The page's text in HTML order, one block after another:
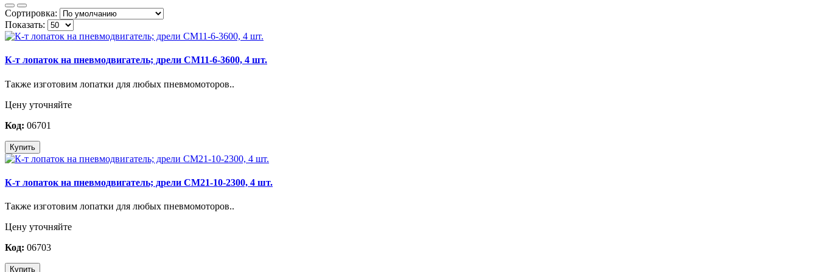
Сортировка:
Показать:
К-т лопаток на пневмодвигатель; дрели СМ11-6-3600, 4 шт.
Также изготовим лопатки для любых пневмомоторов..
Цену уточняйте
Код: 06701
Купить
К-т лопаток на пневмодвигатель; дрели СМ21-10-2300, 4 шт.
Также изготовим лопатки для любых пневмомоторов..
Цену уточняйте
Код: 06703
Купить